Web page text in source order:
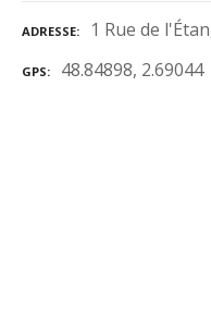
ADRESSE 1 Rue de
GPS 48.84898, 2.69044